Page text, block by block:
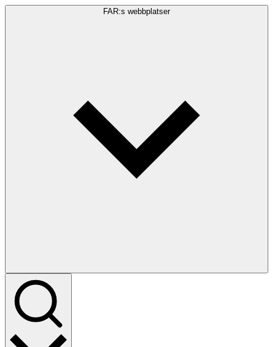
FAR:s webbplatser